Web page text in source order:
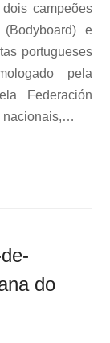
campeões
e
portugueses
pela
Federación
nacionais,…
do